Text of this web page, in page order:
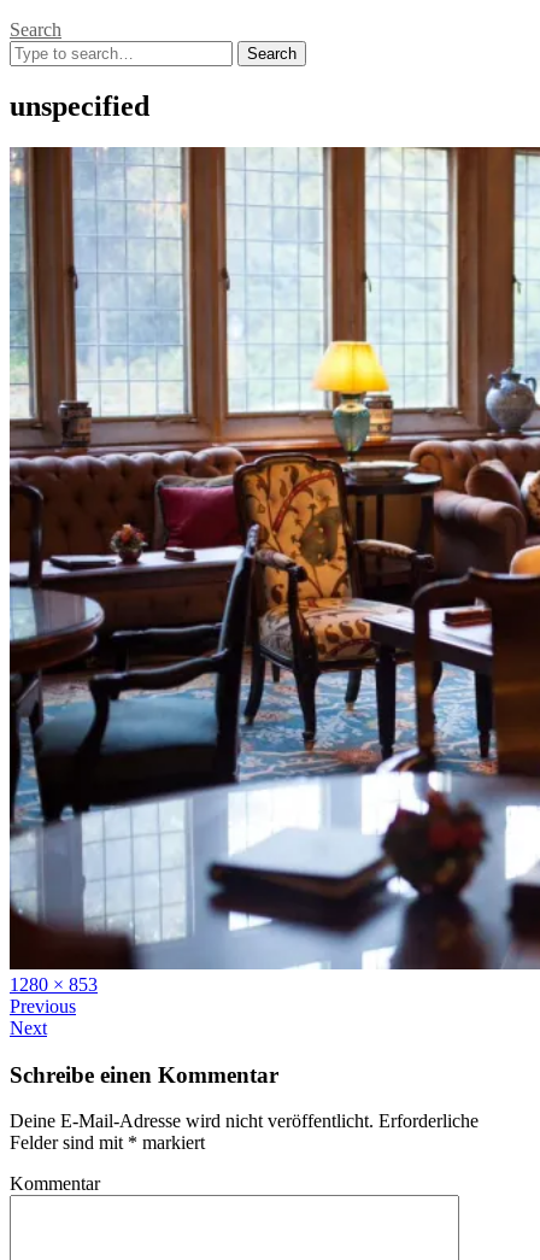
Search
Search
for:
unspecified
Full
size
1280 × 853
Previous
Next
Schreibe einen Kommentar
Deine E-Mail-Adresse wird nicht veröffentlicht. Erforderliche
Felder sind mit * markiert
Kommentar